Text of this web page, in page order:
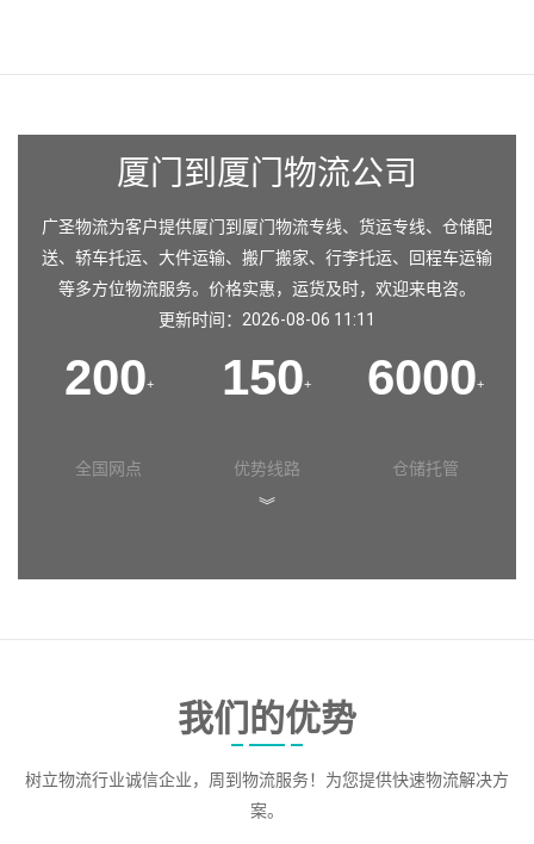
厦门到厦门物流公司
广圣物流为客户提供厦门到厦门物流专线、货运专线、仓储配
送、轿车托运、大件运输、搬厂搬家、行李托运、回程车运输
等多方位物流服务。价格实惠，运货及时，欢迎来电咨。
更新时间：2026-08-06 11:11
200+
全国网点
150+
优势线路
6000+
仓储托管
︾
我们的优势
树立物流行业诚信企业，周到物流服务！为您提供快速物流解决方
案。